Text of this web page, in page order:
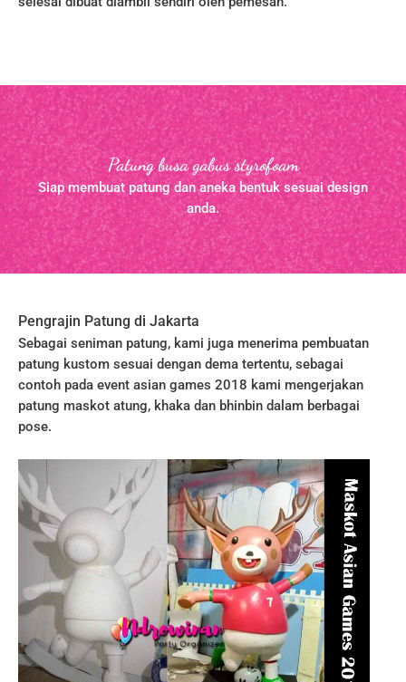
Patung busa gabus styrofoam
Siap membuat patung dan aneka bentuk sesuai design
anda.
Pengrajin Patung di Jakarta
Sebagai seniman patung, kami juga menerima pembuatan
patung kustom sesuai dengan dema tertentu, sebagai
contoh pada event asian games 2018 kami mengerjakan
patung maskot atung, khaka dan bhinbin dalam berbagai
pose.